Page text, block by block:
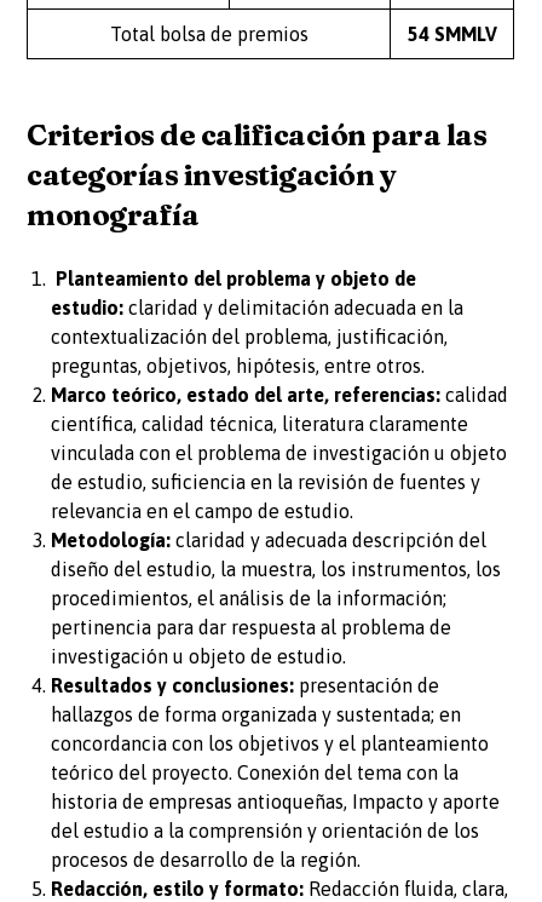
Total bolsa de premios 54 SMMLV
Criterios de calificación para las
categorías investigación y
monografía
Planteamiento del problema y objeto de
estudio:claridad y delimitación adecuada en la
contextualización del problema, justificación,
preguntas, objetivos, hipótesis, entre otros.
Marco teórico, estado del arte, referencias: calidad
científica, calidad técnica, literatura claramente
vinculada con el problema de investigación u objeto
de estudio, suficiencia en la revisión de fuentes y
relevancia en el campo de estudio.
Metodología: claridad y adecuada descripción del
diseño del estudio, la muestra, los instrumentos, los
procedimientos, el análisis de la información;
pertinencia para dar respuesta al problema de
investigación u objeto de estudio.
Resultados y conclusiones: presentación de
hallazgos de forma organizada y sustentada; en
concordancia con los objetivos y el planteamiento
teórico del proyecto. Conexión del tema con la
historia de empresas antioqueñas, Impacto y aporte
del estudio a la comprensión y orientación de los
procesos de desarrollo de la región.
Redacción, estilo y formato: Redacción fluida, clara,